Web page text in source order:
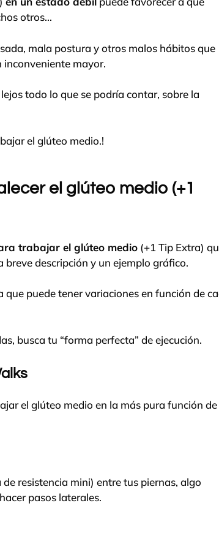
otros…
mala postura y otros malos hábitos que
inconveniente mayor.
todo lo que se podría contar, sobre la
el glúteo medio.!
el glúteo medio (+1
trabajar el glúteo medio (+1 Tip Extra)
descripción y un ejemplo gráfico.
que puede tener variaciones en función de
busca tu “forma perfecta” de ejecución.
el glúteo medio en la más pura función de
resistencia mini) entre tus piernas, algo
pasos laterales.